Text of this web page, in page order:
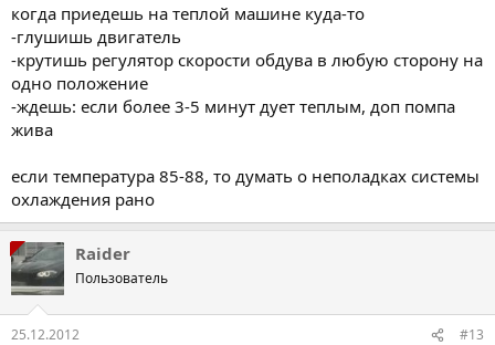
когда приедешь на теплой машине куда-то
-глушишь двигатель
-крутишь регулятор скорости обдува в любую сторону на
одно положение
-ждешь: если более 3-5 минут дует теплым, доп помпа
жива
если температура 85-88, то думать о неполадках системы
охлаждения рано
Raider
Пользователь
25.12.2012 #13